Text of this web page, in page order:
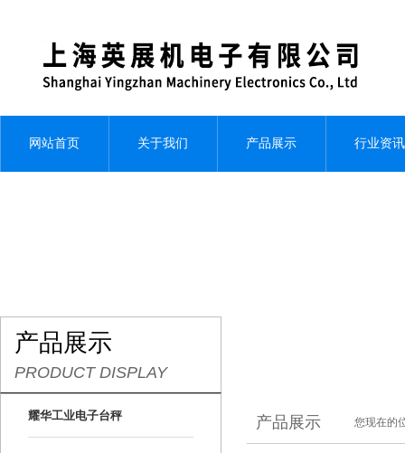
网站首页 关于我们 产品展示 行业资讯
产品展示
PRODUCT DISPLAY
耀华工业电子台秤 产品展示 您现在的